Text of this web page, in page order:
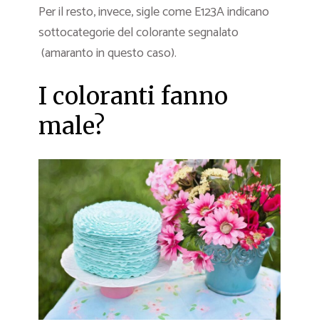
Per il resto, invece, sigle come E123A indicano
sottocategorie del colorante segnalato
(amaranto in questo caso).
I coloranti fanno
male?